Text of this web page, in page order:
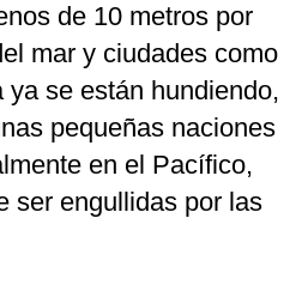
de 10 metros por
mar y ciudades como
ya se están hundiendo,
pequeñas naciones
en el Pacífico,
ser engullidas por las